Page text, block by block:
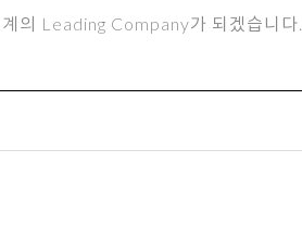
의 Leading Company가 되겠습니다.